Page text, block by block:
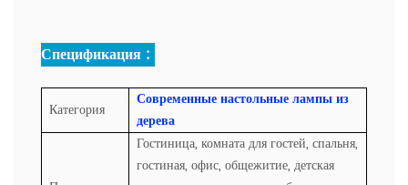
Спецификация :
Категория
Современные настольные лампы из
дерева
Гостиница, комната для гостей, спальня,
гостиная, офис, общежитие, детская